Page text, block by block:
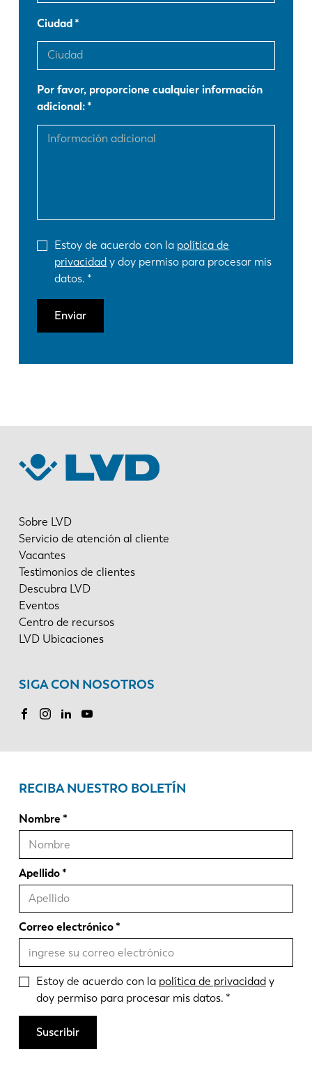
Ciudad
Por favor, proporcione cualquier información
adicional:
Estoy de acuerdo con la política de
privacidad y doy permiso para procesar mis
datos.
Enviar
Sobre LVD
Servicio de atención al cliente
Vacantes
Testimonios de clientes
Descubra LVD
Eventos
Centro de recursos
LVD Ubicaciones
SIGA CON NOSOTROS
PL
KO
RECIBA NUESTRO BOLETÍN
Nombre
Apellido
Correo electrónico
Estoy de acuerdo con la política de privacidady
doy permiso para procesar mis datos.
Suscribir